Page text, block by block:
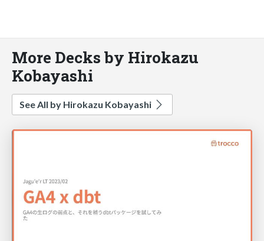
More Decks by Hirokazu
Kobayashi
See All by Hirokazu Kobayashi